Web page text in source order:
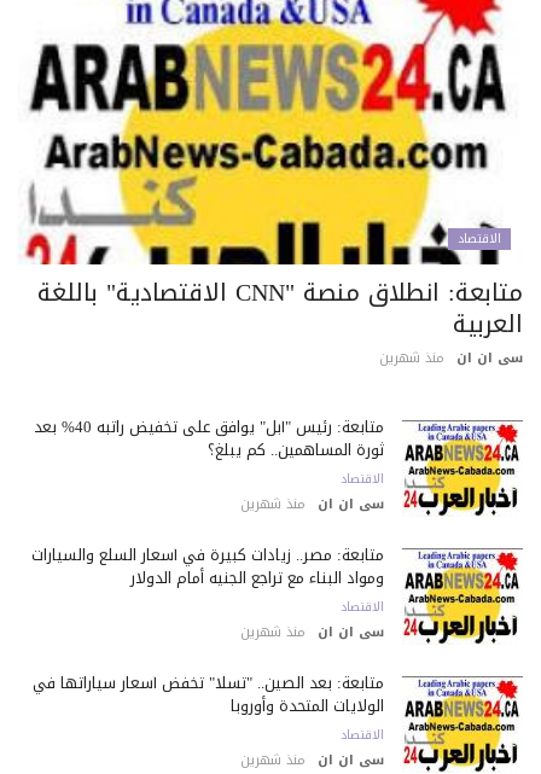
الاقتصاد
متابعة: انطلاق منصة "CNN الاقتصادية" باللغة
ان ان منذ شهرين
متابعة: رئيس "آبل" يوافق على تخفيض راتبه 40% بعد
ثورة المساهمين.. كم يبلغ؟
الاقتصاد
سى ان ان منذ شهرين
متابعة: مصر.. زيادات كبيرة في أسعار السلع والسيارات
ومواد البناء مع تراجع الجنيه أمام الدولار
الاقتصاد
سى ان ان منذ شهرين
متابعة: بعد الصين.. "تسلا" تخفض أسعار سياراتها في
الولايات المتحدة وأوروبا
الاقتصاد
سى ان ان منذ شهرين